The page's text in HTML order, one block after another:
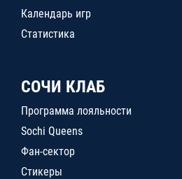
Календарь игр
Статистика
СОЧИ КЛАБ
Программа лояльности
Sochi Queens
Фан-сектор
Стикеры